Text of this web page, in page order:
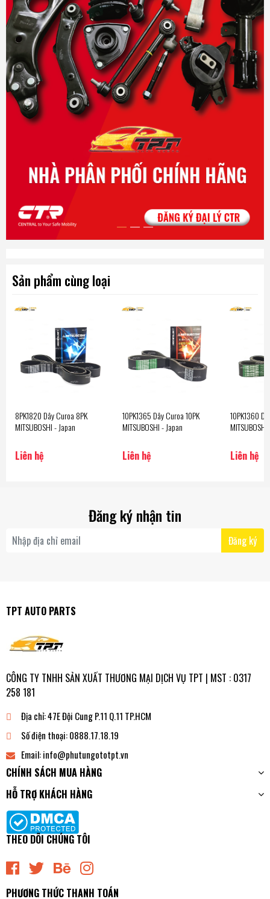
Sản phẩm cùng loại
8PK1820 Dây Curoa 8PK
MITSUBOSHI - Japan
Liên hệ
10PK1365 Dây Curoa 10PK
MITSUBOSHI - Japan
Liên hệ
10PK1360
Liên hệ
Đăng ký nhận tin
Đăng ký
TPT AUTO PARTS
CÔNG TY TNHH SẢN XUẤT THƯƠNG MẠI DỊCH VỤ TPT | MST : 0317
258 181
Địa chỉ:47E Đội Cung P.11 Q.11 TP.HCM
Số điện thoại:0888.17.18.19
Email:info@phutungototpt.vn
CHÍNH SÁCH MUA HÀNG
HỖ TRỢ KHÁCH HÀNG
THEO DÕI CHÚNG TÔI
PHƯƠNG THỨC THANH TOÁN